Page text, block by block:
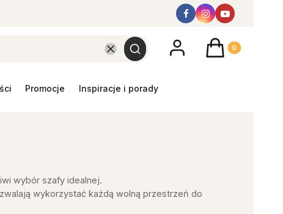
Wyczyść
Szukaj
Produkty w
promocje inspiracje i porady
wybór szafy idealnej.
wykorzystać każdą wolną przestrzeń do